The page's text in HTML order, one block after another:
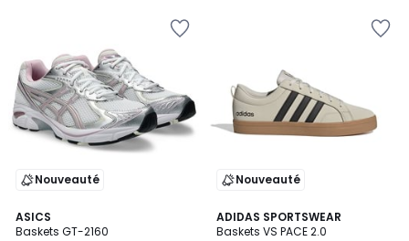
Nouveauté
ASICS
Baskets GT-2160
4,9
/ 5
Nouveauté
ADIDAS SPORTSWEAR
Baskets VS PACE 2.0
4,7
/ 5